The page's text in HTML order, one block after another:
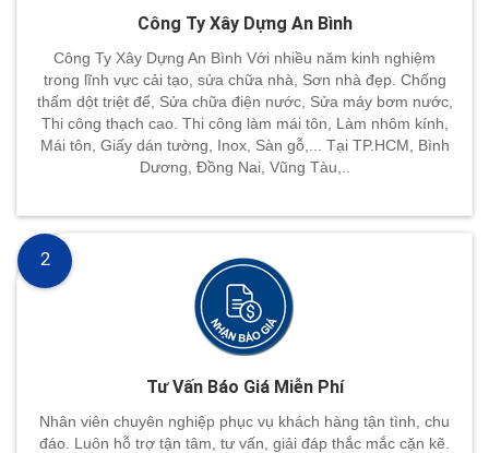
Công Ty Xây Dựng An Bình
Công Ty Xây Dựng An Bình Với nhiều năm kinh nghiệm
trong lĩnh vực cải tạo, sửa chữa nhà, Sơn nhà đẹp. Chống
thấm dột triệt để, Sửa chữa điện nước, Sửa máy bơm nước,
Thi công thạch cao. Thi công làm mái tôn, Làm nhôm kính,
Mái tôn, Giấy dán tường, Inox, Sàn gỗ,... Tại TP.HCM, Bình
Dương, Đồng Nai, Vũng Tàu,..
Tư Vấn Báo Giá Miễn Phí
Nhân viên chuyên nghiệp phục vụ khách hàng tận tình, chu
đáo. Luôn hỗ trợ tận tâm, tư vấn, giải đáp thắc mắc cặn kẽ.
2